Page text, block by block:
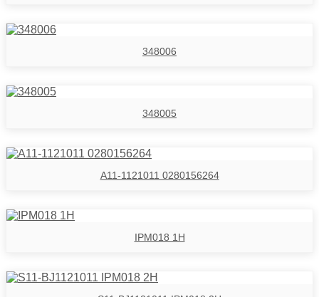
348006
348005
A11-1121011 0280156264
IPM018 1H